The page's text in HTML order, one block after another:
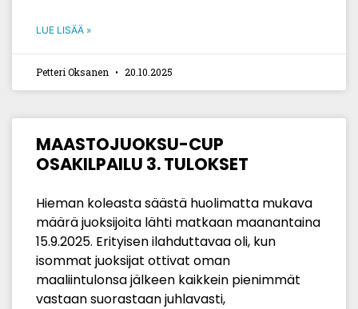
LUE LISÄÄ »
Petteri Oksanen 20.10.2025
MAASTOJUOKSU-CUP
OSAKILPAILU 3. TULOKSET
Hieman koleasta säästä huolimatta mukava
määrä juoksijoita lähti matkaan maanantaina
15.9.2025. Erityisen ilahduttavaa oli, kun
isommat juoksijat ottivat oman
maaliintulonsa jälkeen kaikkein pienimmät
vastaan suorastaan juhlavasti,